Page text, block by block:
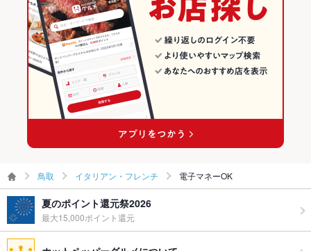
鳥取 イタリアン・フレンチ 電子マネーOK
夏のポイント還元祭2026
最大15,000ポイント還元